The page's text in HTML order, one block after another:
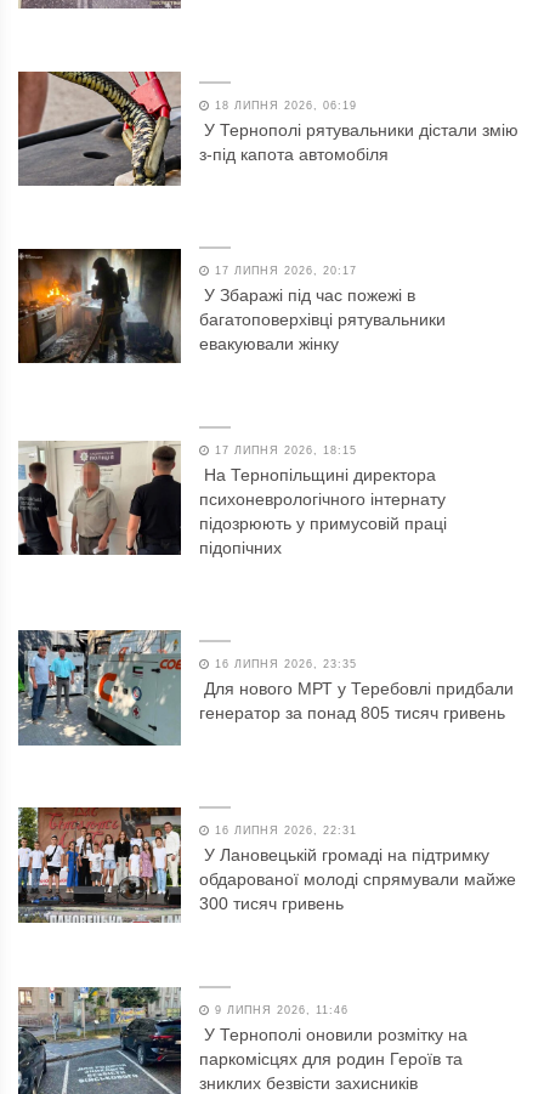
18 ЛИПНЯ 2026, 06:19
У Тернополі рятувальники дістали змію
з-під капота автомобіля
17 ЛИПНЯ 2026, 20:17
У Збаражі під час пожежі в
багатоповерхівці рятувальники
евакуювали жінку
17 ЛИПНЯ 2026, 18:15
На Тернопільщині директора
психоневрологічного інтернату
підозрюють у примусовій праці
підопічних
16 ЛИПНЯ 2026, 23:35
Для нового МРТ у Теребовлі придбали
генератор за понад 805 тисяч гривень
16 ЛИПНЯ 2026, 22:31
У Лановецькій громаді на підтримку
обдарованої молоді спрямували майже
300 тисяч гривень
9 ЛИПНЯ 2026, 11:46
У Тернополі оновили розмітку на
паркомісцях для родин Героїв та
зниклих безвісти захисників